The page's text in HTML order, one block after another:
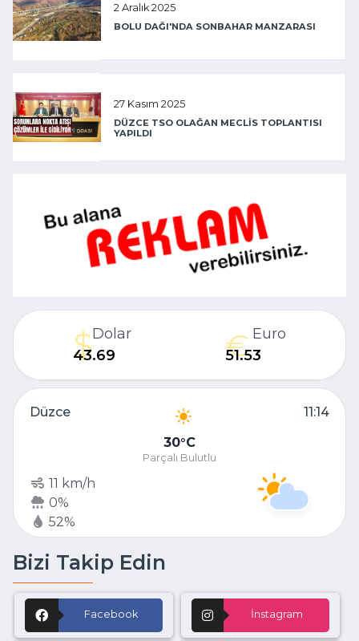
2 Aralık 2025
BOLU DAĞI'NDA SONBAHAR MANZARASI
27 Kasım 2025
DÜZCE TSO OLAĞAN MECLİS TOPLANTISI
YAPILDI
Dolar
43.69
Euro
51.53
Düzce
11:14
30 C
Parçalı Bulutlu
11 km/h
0%
52%
Bizi Takip Edin
Facebook İnstagram